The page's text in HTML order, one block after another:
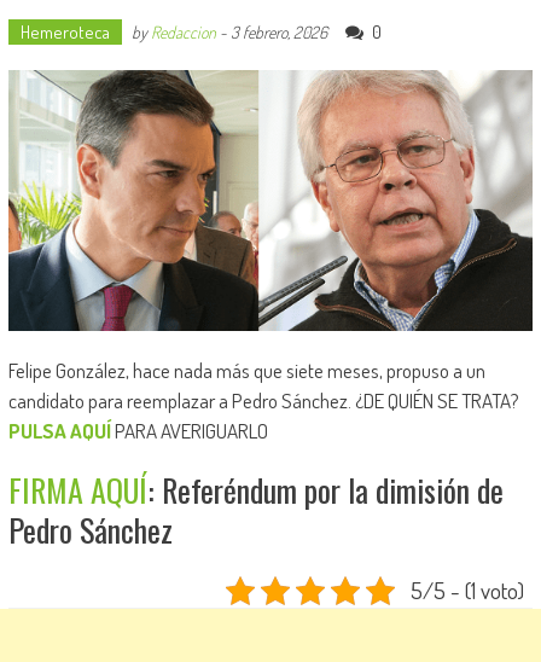
Hemeroteca byRedaccion- 3 febrero, 2026 0
Felipe González, hace nada más que siete meses, propuso a un
candidato para reemplazar a Pedro Sánchez. ¿DE QUIÉN SE TRATA?
PULSA AQUÍPARA AVERIGUARLO
FIRMA AQUÍ: Referéndum por la dimisión de
Pedro Sánchez
5/5 - (1 voto)